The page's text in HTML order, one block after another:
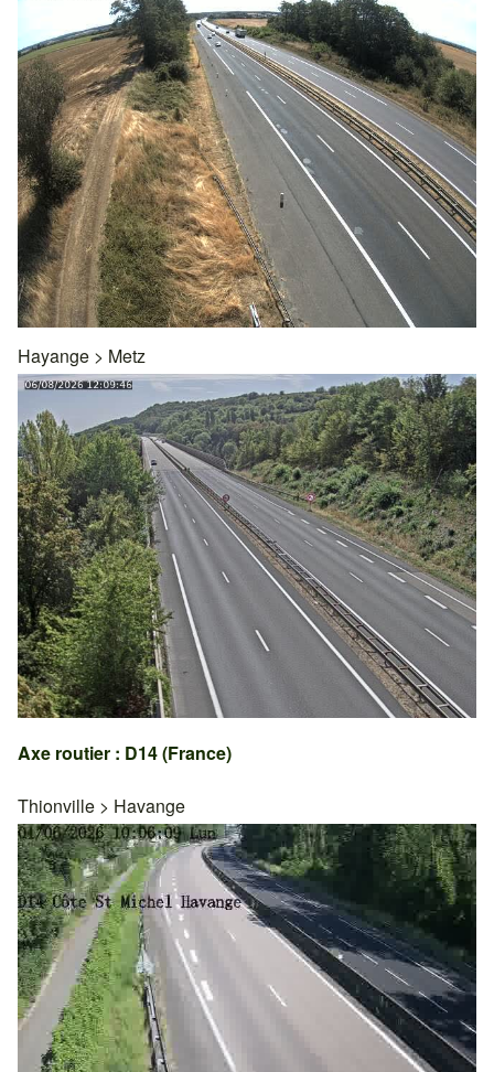
Hayange > Metz
Axe routier : D14 (France)
Thionville > Havange